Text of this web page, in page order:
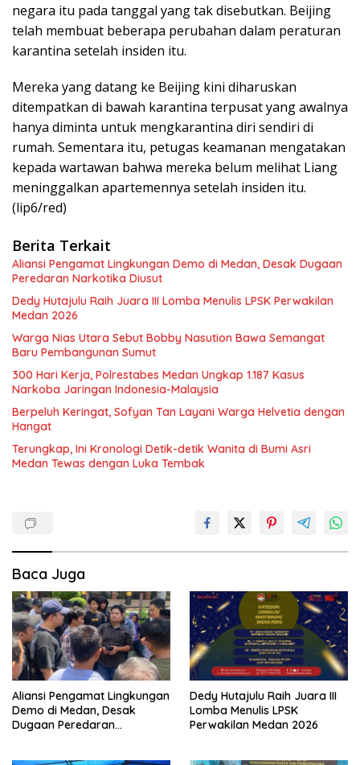
negara itu pada tanggal yang tak disebutkan. Beijing
telah membuat beberapa perubahan dalam peraturan
karantina setelah insiden itu.
Mereka yang datang ke Beijing kini diharuskan
ditempatkan di bawah karantina terpusat yang awalnya
hanya diminta untuk mengkarantina diri sendiri di
rumah. Sementara itu, petugas keamanan mengatakan
kepada wartawan bahwa mereka belum melihat Liang
meninggalkan apartemennya setelah insiden itu.
(lip6/red)
Berita Terkait
Aliansi Pengamat Lingkungan Demo di Medan, Desak Dugaan
Peredaran Narkotika Diusut
Dedy Hutajulu Raih Juara III Lomba Menulis LPSK Perwakilan
Medan 2026
Warga Nias Utara Sebut Bobby Nasution Bawa Semangat
Baru Pembangunan Sumut
300 Hari Kerja, Polrestabes Medan Ungkap 1.187 Kasus
Narkoba Jaringan Indonesia-Malaysia
Berpeluh Keringat, Sofyan Tan Layani Warga Helvetia dengan
Hangat
Terungkap, Ini Kronologi Detik-detik Wanita di Bumi Asri
Medan Tewas dengan Luka Tembak
Baca Juga
Aliansi Pengamat Lingkungan
Demo di Medan, Desak
Dugaan Peredaran
Dedy Hutajulu Raih Juara III
Lomba Menulis LPSK
Perwakilan Medan 2026